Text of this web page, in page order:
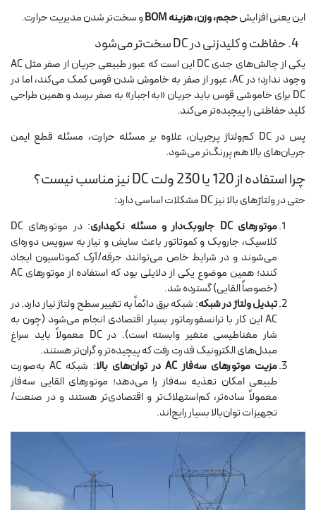
این یعنی افزایشحجم، وزن، هزینه BOM و سخت‌تر شدن مدیریت حرارت.
4. حفاظت و کلیدزنی در DC سخت‌تر می‌شود
یکی از چالش‌های جدی DC این است که عبور طبیعی جریان از صفر مثل AC
وجود ندارد؛ در AC، عبور از صفر به خاموش شدن قوس کمک می‌کند، اما در
DC برای خاموشی قوس باید جریان «به اجبار» به صفر برسد و همین طراحی
کلید حفاظتی را پیچیده‌تر می‌کند.
پس در DC کم‌ولتاژ پرجریان، علاوه بر مسئله حرارت، مسئله قطع ایمن
جریان‌های بالا هم پررنگ‌تر می‌شود.
چرا استفاده از 120 یا 230 ولت DC نیز مناسب نیست؟
حتی در ولتاژهای بالا نیز DC مشکلات اساسی دارد:
موتورهای DC جاروبک‌دار و مسئله نگهداری
: در موتورهای DC
کلاسیک، جاروبک و کموتاتور باعث سایش و نیاز به سرویس دوره‌ای
می‌شوند و در شرایط خاص می‌توانند جرقه/آرک کموتاسیون ایجاد
کنند؛ همین موضوع یکی از دلایلی بود که استفاده از موتورهای AC
(خصوصاً القایی) گسترده شد.
تبدیل ولتاژ در شبکه: شبکه برق دائماً به تغییر سطح ولتاژ نیاز دارد. در
AC این کار با ترانسفورماتور بسیار اقتصادی انجام می‌شود (چون به
شار مغناطیسی متغیر وابسته است). در DC معمولاً باید سراغ
مبدل‌های الکترونیک قدرت رفت که پیچیده‌تر و گران‌تر هستند.
مزیت موتورهای سه‌فاز AC در توان‌های بالا
: شبکه AC به‌صورت
طبیعی امکان تغذیه سه‌فاز را می‌دهد؛ موتورهای القایی سه‌فاز
معمولاً ساده‌تر، کم‌استهلاک‌تر و اقتصادی‌تر هستند و در صنعت/
تجهیزات توان‌بالا بسیار رایج‌اند.